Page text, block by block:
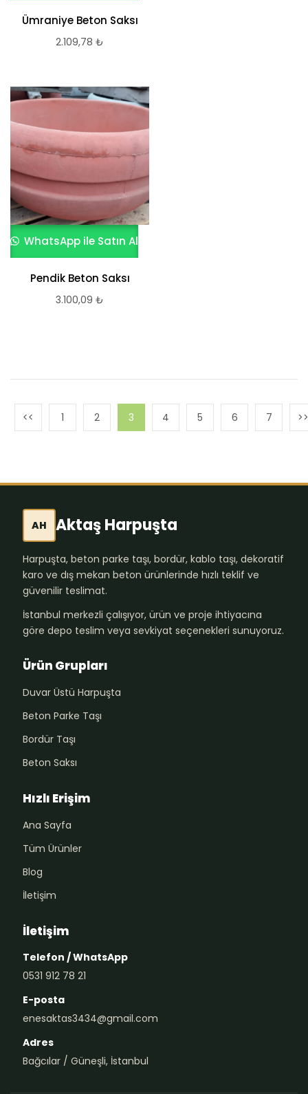
Ümraniye Beton Saksı
2.109,78 ₺
WhatsApp ile Satın Al
Pendik Beton Saksı
3.100,09 ₺
1 2 3 4 5 6 7
AH Aktaş Harpuşta
Harpuşta, beton parke taşı, bordür, kablo taşı, dekoratif
karo ve dış mekan beton ürünlerinde hızlı teklif ve
güvenilir teslimat.
İstanbul merkezli çalışıyor, ürün ve proje ihtiyacına
göre depo teslim veya sevkiyat seçenekleri sunuyoruz.
Ürün Grupları
Duvar Üstü Harpuşta
Beton Parke Taşı
Bordür Taşı
Beton Saksı
Hızlı Erişim
Ana Sayfa
Tüm Ürünler
Blog
İletişim
İletişim
Telefon / WhatsApp
0531 912 78 21
E-posta
enesaktas3434@gmail.com
Adres
Bağcılar / Güneşli, İstanbul